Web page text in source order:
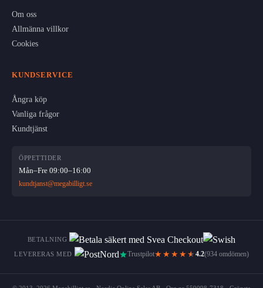
Om oss
Allmänna villkor
Cookies
KUNDSERVICE
Ångra köp
Vanliga frågor
Kundtjänst
ÖPPETTIDER
Mån–Fre 09:00–16:00
kundtjanst@megabilligt.se
BETALNING
LEVERERAS MED Trustpilot★★★★ ★ 4.2(934 omdömen)